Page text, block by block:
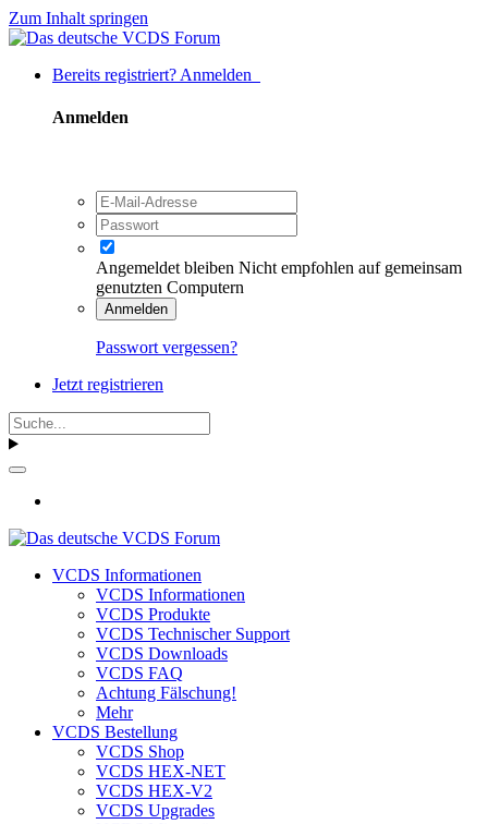
Zum Inhalt springen
Bereits registriert? Anmelden
Anmelden
Angemeldet bleiben Nicht empfohlen auf gemeinsam
genutzten Computern
Anmelden
Passwort vergessen?
Jetzt registrieren
VCDS Informationen
VCDS Informationen
VCDS Produkte
VCDS Technischer Support
VCDS Downloads
VCDS FAQ
Achtung Fälschung!
Mehr
VCDS Bestellung
VCDS Shop
VCDS HEX-NET
VCDS HEX-V2
VCDS Upgrades